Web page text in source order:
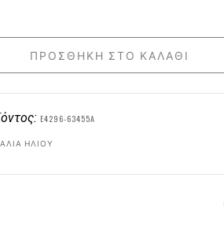
ΠΡΟΣΘΉΚΗ ΣΤΟ ΚΑΛΆΘΙ
E4296-63455A
ΗΛΊΟΥ